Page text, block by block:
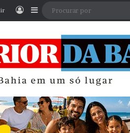
EntrarBarra Lateral